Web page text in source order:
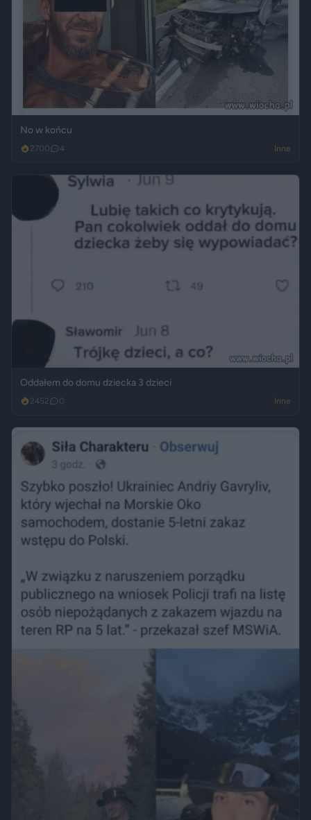
No w końcu
2700 4 Inne
Oddałem do domu dziecka 3 dzieci
2452 0 Inne